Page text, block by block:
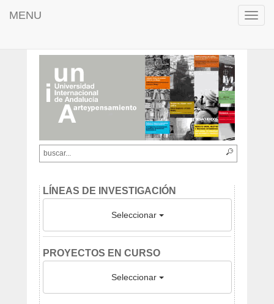
MENU
LÍNEAS DE INVESTIGACIÓN
Seleccionar
PROYECTOS EN CURSO
Seleccionar